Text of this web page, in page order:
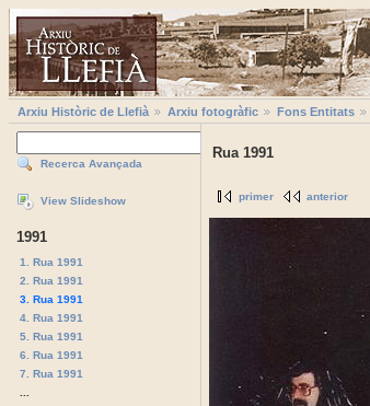
Arxiu Històric de Llefià Arxiu fotogràfic Fons Entitats
Recerca Avançada
View Slideshow
1991
1. Rua 1991
2. Rua 1991
3. Rua 1991
4. Rua 1991
5. Rua 1991
6. Rua 1991
7. Rua 1991
Rua 1991
primer anterior